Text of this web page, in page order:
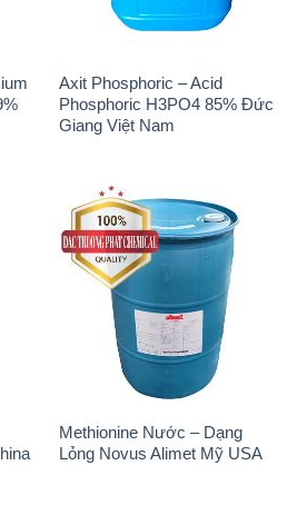
Methionine Nước – Dạng
Lỏng Novus Alimet Mỹ USA